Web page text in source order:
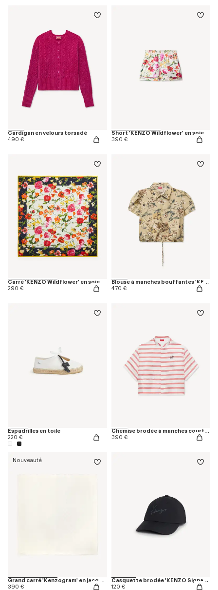
Cardigan en velours torsadé
490 €
Short 'KENZO Wildflower' en soie
390 €
Carré 'KENZO Wildflower' en soie
290 €
Blouse à manches bouffantes 'KENZO Wildflower' en soie
470 €
Espadrilles en toile
220 €
Chemise brodée à manches courtes 'KENZO Sounds' en soie
390 €
Nouveauté
Grand carré 'Kenzogram' en jacquard de soie et laine
390 €
Casquette brodée 'KENZO Signature'
120 €